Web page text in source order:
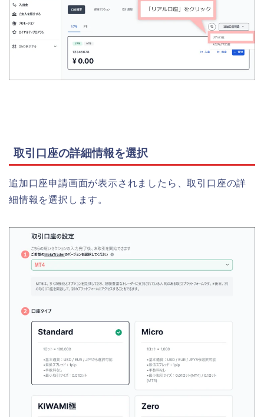
取引口座の詳細情報を選択
追加口座申請画面が表示されましたら、取引口座の詳
細情報 を選択します。